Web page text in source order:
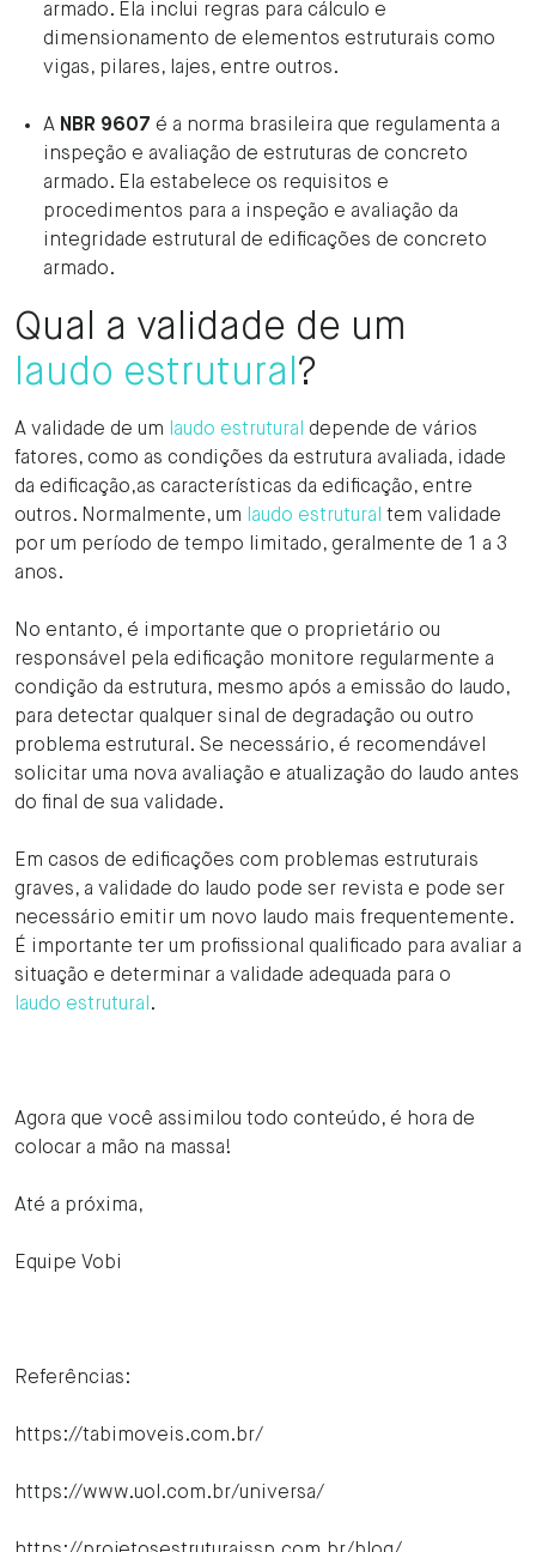
armado. Ela inclui regras para cálculo e
dimensionamento de elementos estruturais como
vigas, pilares, lajes, entre outros.
A NBR 9607 é a norma brasileira que regulamenta a
inspeção e avaliação de estruturas de concreto
armado. Ela estabelece os requisitos e
procedimentos para a inspeção e avaliação da
integridade estrutural de edificações de concreto
armado.
Qual a validade de um
laudo estrutural ?
A validade de um laudo estrutural depende de vários
fatores, como as condições da estrutura avaliada, idade
da edificação,as características da edificação, entre
outros. Normalmente, um laudo estrutural tem validade
por um período de tempo limitado, geralmente de 1 a 3
anos.
No entanto, é importante que o proprietário ou
responsável pela edificação monitore regularmente a
condição da estrutura, mesmo após a emissão do laudo,
para detectar qualquer sinal de degradação ou outro
problema estrutural. Se necessário, é recomendável
solicitar uma nova avaliação e atualização do laudo antes
do final de sua validade.
Em casos de edificações com problemas estruturais
graves, a validade do laudo pode ser revista e pode ser
necessário emitir um novo laudo mais frequentemente.
É importante ter um profissional qualificado para avaliar a
situação e determinar a validade adequada para o
laudo estrutural.
Agora que você assimilou todo conteúdo, é hora de
colocar a mão na massa!
Até a próxima,
Equipe Vobi
Referências:
https://tabimoveis.com.br/
https://www.uol.com.br/universa/